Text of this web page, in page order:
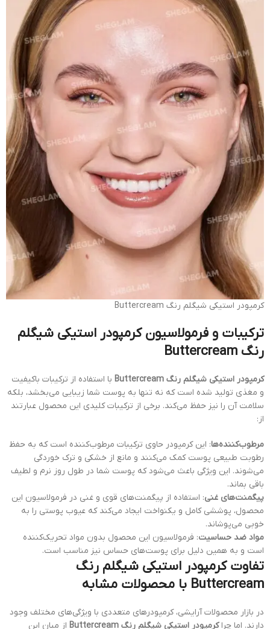
کرمپودر استیکی شیگلم رنگ Buttercream
ترکیبات و فرمولاسیون کرمپودر استیکی شیگلم
رنگ Buttercream
کرمپودر استیکی شیگلم رنگ Buttercream
با استفاده از ترکیبات باکیفیت
و مغذی تولید شده است که نه تنها به پوست شما زیبایی می‌بخشد، بلکه
سلامت آن را نیز حفظ می‌کند. برخی از ترکیبات کلیدی این محصول عبارتند
از:
مرطوب‌کننده‌ها: این کرمپودر حاوی ترکیبات مرطوب‌کننده است که به حفظ
رطوبت طبیعی پوست کمک می‌کنند و مانع از خشکی و ترک خوردگی
می‌شوند. این ویژگی باعث می‌شود که پوست شما در طول روز نرم و لطیف
باقی بماند.
پیگمنت‌های غنی: استفاده از پیگمنت‌های قوی و غنی در فرمولاسیون این
محصول، پوششی کامل و یکنواخت ایجاد می‌کند که عیوب پوستی را به
خوبی می‌پوشاند.
مواد ضد حساسیت: فرمولاسیون این محصول بدون مواد تحریک‌کننده
است و به همین دلیل برای پوست‌های حساس نیز مناسب است.
تفاوت کرمپودر استیکی شیگلم رنگ
Buttercream با محصولات مشابه
در بازار محصولات آرایشی، کرمپودرهای متعددی با ویژگی‌های مختلف وجود
دارند. اما چراکرمپودر استیکی شیگلم رنگ Buttercream از میان این